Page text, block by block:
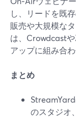
し、リードを既
販売や大規模な
は、Crowdcast
アップに組み合
まとめ
のスタジオ